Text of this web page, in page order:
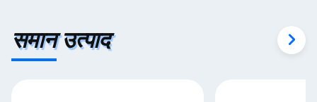
समान उत्पाद